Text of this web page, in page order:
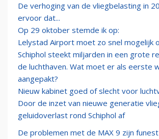
De verhoging van de vliegbelasting in
ervoor dat...
Op 29 oktober stemde ik op:
Lelystad Airport moet zo snel mogelijk
Schiphol steekt miljarden in een grote
de luchthaven. Wat moet er als eerste
aangepakt?
Nieuw kabinet goed of slecht voor
Door de inzet van nieuwe generatie
geluidoverlast rond Schiphol af
De problemen met de MAX 9 zijn